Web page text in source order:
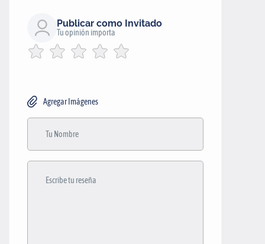
Publicar como Invitado
Tu opinión importa
Agregar Imágenes